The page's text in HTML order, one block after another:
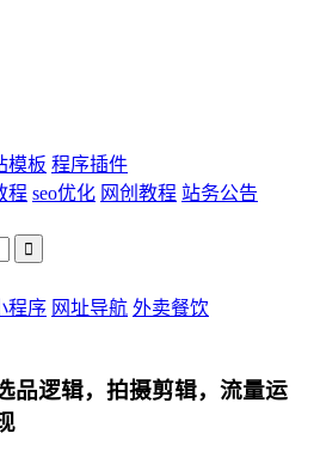
模板 程序插件
程 seo优化 网创教程 站务公告
程序 网址导航 外卖餐饮
品逻辑，拍摄剪辑，流量运